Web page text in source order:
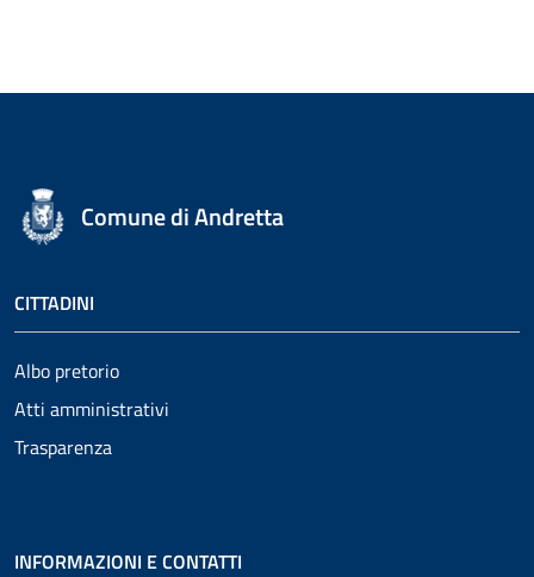
Comune di Andretta
CITTADINI
Albo pretorio
Atti amministrativi
Trasparenza
INFORMAZIONI E CONTATTI